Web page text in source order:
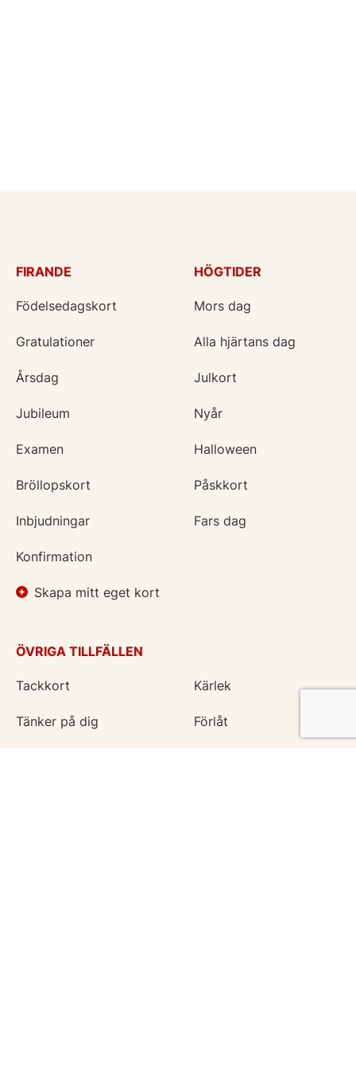
FIRANDE
Födelsedagskort
Gratulationer
Årsdag
Jubileum
Examen
Bröllopskort
Inbjudningar
Konfirmation
Skapa mitt eget kort
HÖGTIDER
Mors dag
Alla hjärtans dag
Julkort
Nyår
Halloween
Påskkort
Fars dag
ÖVRIGA TILLFÄLLEN
Tackkort Kärlek
Tänker på dig Förlåt